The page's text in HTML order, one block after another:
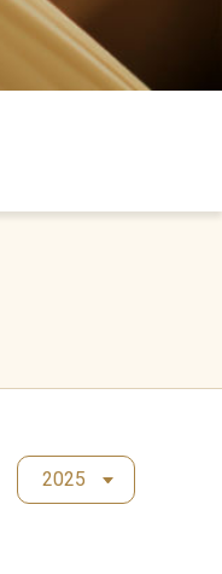
2025